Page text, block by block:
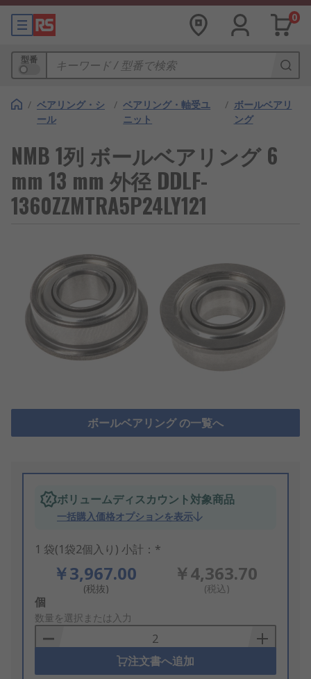
0
型番
/ ベアリング・シ
ール
/ ベアリング・軸受ユ
ニット
/ ボールベアリ
ング
NMB 1列 ボールベアリング 6
mm 13 mm 外径 DDLF-
1360ZZMTRA5P24LY121
ボールベアリング の一覧へ
ボリュームディスカウント対象商品
一括購入価格オプションを表示
1 袋(1袋2個入り) 小計：*
￥3,967.00
(税抜)
￥4,363.70
(税込)
Add
to
Basket
個
数量を選択または入力
注文書へ追加